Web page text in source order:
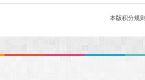
本版积分规则